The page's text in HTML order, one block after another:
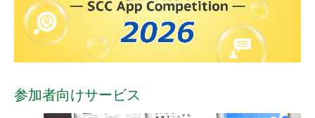
参加者向けサービス